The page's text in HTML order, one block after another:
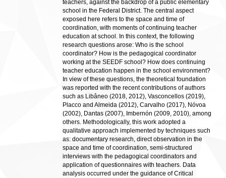
teachers, against the backdrop of a public elementary
school in the Federal District. The central aspect
exposed here refers to the space and time of
coordination, with moments of continuing teacher
education at school. In this context, the following
research questions arose: Who is the school
coordinator? How is the pedagogical coordinator
working at the SEEDF school? How does continuing
teacher education happen in the school environment?
In view of these questions, the theoretical foundation
was reported with the recent contributions of authors
such as Libâneo (2018, 2012), Vasconcellos (2019),
Placco and Almeida (2012), Carvalho (2017), Nóvoa
(2002), Dantas (2007), Imbernón (2009, 2010), among
others. Methodologically, this work adopted a
qualitative approach implemented by techniques such
as: documentary research, direct observation in the
space and time of coordination, semi-structured
interviews with the pedagogical coordinators and
application of questionnaires with teachers. Data
analysis occurred under the guidance of Critical